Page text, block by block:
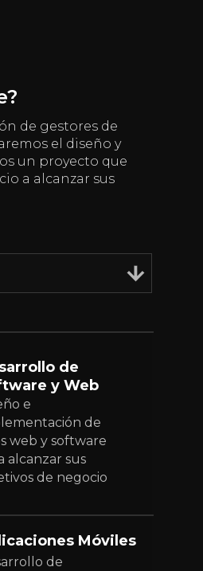
de gestores de
el diseño y
un proyecto que
a alcanzar sus
de
y Web
e
de
web y software
alcanzar sus
de negocio
Móviles
de